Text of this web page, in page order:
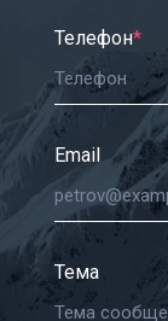
Телефон*
Email
Тема